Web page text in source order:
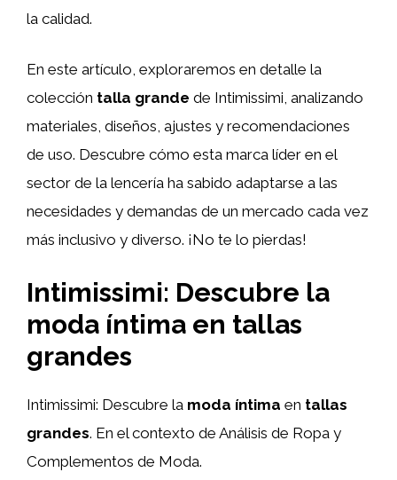
la calidad.
En este artículo, exploraremos en detalle la
colección talla grande de Intimissimi, analizando
materiales, diseños, ajustes y recomendaciones
de uso. Descubre cómo esta marca líder en el
sector de la lencería ha sabido adaptarse a las
necesidades y demandas de un mercado cada vez
más inclusivo y diverso. ¡No te lo pierdas!
Intimissimi: Descubre la
moda íntima en tallas
grandes
Intimissimi: Descubre la moda íntima en tallas
grandes. En el contexto de Análisis de Ropa y
Complementos de Moda.